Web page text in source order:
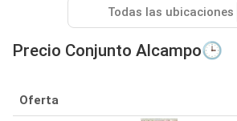
Todas las ubicaciones
Precio Conjunto Alcampo🕒
Oferta